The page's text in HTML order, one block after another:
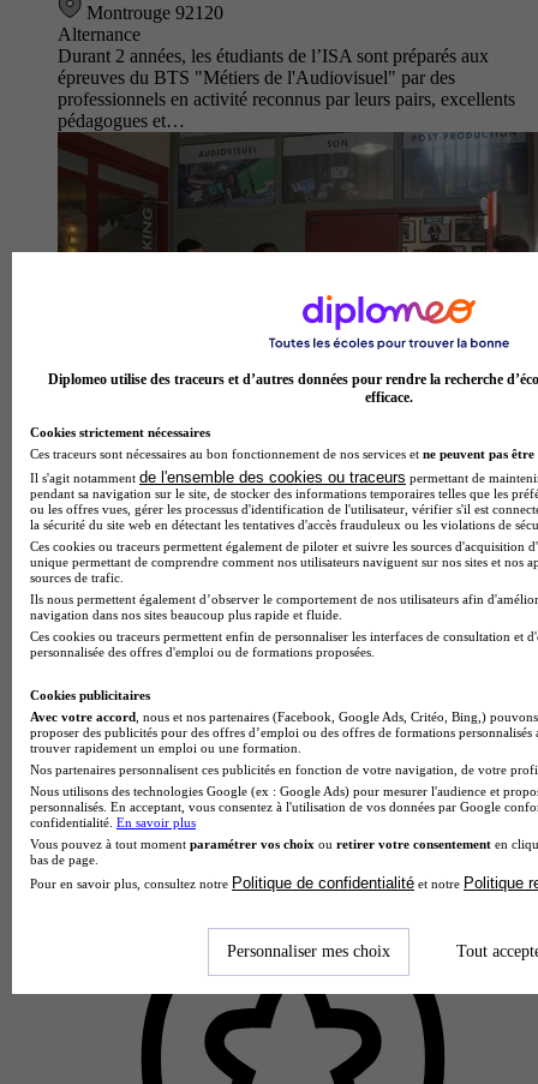
Montrouge 92120
Alternance
Durant 2 années, les étudiants de l’ISA sont préparés aux
épreuves du BTS "Métiers de l'Audiovisuel" par des
professionnels en activité reconnus par leurs pairs, excellents
pédagogues et…
Diplomeo utilise des traceurs et d’autres données pour rendre la recherche
efficace.
Cookies strictement nécessaires
Ces traceurs sont nécessaires au bon fonctionnement de nos services et ne peuvent pas être
Il s'agit notamment de l'ensemble des cookies ou traceurs permettant de
pendant sa navigation sur le site, de stocker des informations temporaires telles que les
ou les offres vues, gérer les processus d'identification de l'utilisateur, vérifier s'il est
la sécurité du site web en détectant les tentatives d'accès frauduleux ou les violations de
Ces cookies ou traceurs permettent également de piloter et suivre les sources d'acquisition
unique permettant de comprendre comment nos utilisateurs naviguent sur nos sites et nos
sources de trafic.
Ils nous permettent également d’observer le comportement de nos utilisateurs afin
navigation dans nos sites beaucoup plus rapide et fluide.
Ces cookies ou traceurs permettent enfin de personnaliser les interfaces de consultation et
personnalisée des offres d'emploi ou de formations proposées.
Cookies publicitaires
Avec votre accord , nous et nos partenaires (Facebook, Google Ads, Critéo, Bing,)
proposer des publicités pour des offres d’emploi ou des offres de formations
trouver rapidement un emploi ou une formation.
Nos partenaires personnalisent ces publicités en fonction de votre navigation, de votre
Nous utilisons des technologies Google (ex : Google Ads) pour mesurer l'audience et
personnalisés. En acceptant, vous consentez à l'utilisation de vos données par Google
confidentialité. En savoir plus
Vous pouvez à tout moment paramétrer vos choix ou retirer votre consentement en
bas de page.
Pour en savoir plus, consultez notre Politique de confidentialité et notre Politique
Personnaliser mes choix Tout